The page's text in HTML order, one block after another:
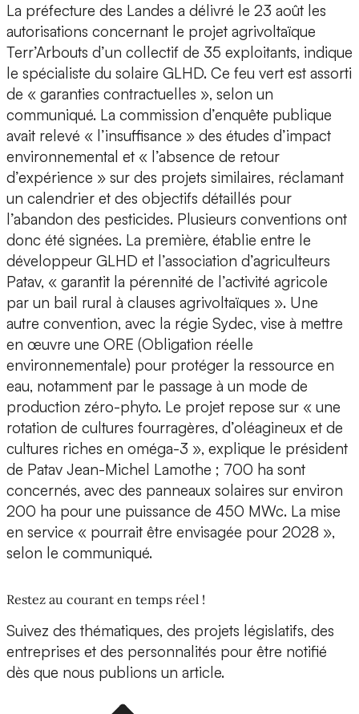
La préfecture des Landes a délivré le 23 août les
autorisations concernant le projet agrivoltaïque
Terr’Arbouts d’un collectif de 35 exploitants, indique
le spécialiste du solaire GLHD. Ce feu vert est assorti
de « garanties contractuelles », selon un
communiqué. La commission d’enquête publique
avait relevé « l’insuffisance » des études d’impact
environnemental et « l’absence de retour
d’expérience » sur des projets similaires, réclamant
un calendrier et des objectifs détaillés pour
l’abandon des pesticides. Plusieurs conventions ont
donc été signées. La première, établie entre le
développeur GLHD et l’association d’agriculteurs
Patav, « garantit la pérennité de l’activité agricole
par un bail rural à clauses agrivoltaïques ». Une
autre convention, avec la régie Sydec, vise à mettre
en œuvre une ORE (Obligation réelle
environnementale) pour protéger la ressource en
eau, notamment par le passage à un mode de
production zéro-phyto. Le projet repose sur « une
rotation de cultures fourragères, d’oléagineux et de
cultures riches en oméga-3 », explique le président
de Patav Jean-Michel Lamothe ; 700 ha sont
concernés, avec des panneaux solaires sur environ
200 ha pour une puissance de 450 MWc. La mise
en service « pourrait être envisagée pour 2028 »,
selon le communiqué.
Restez au courant en temps réel !
Suivez des thématiques, des projets législatifs, des
entreprises et des personnalités pour être notifié
dès que nous publions un article.